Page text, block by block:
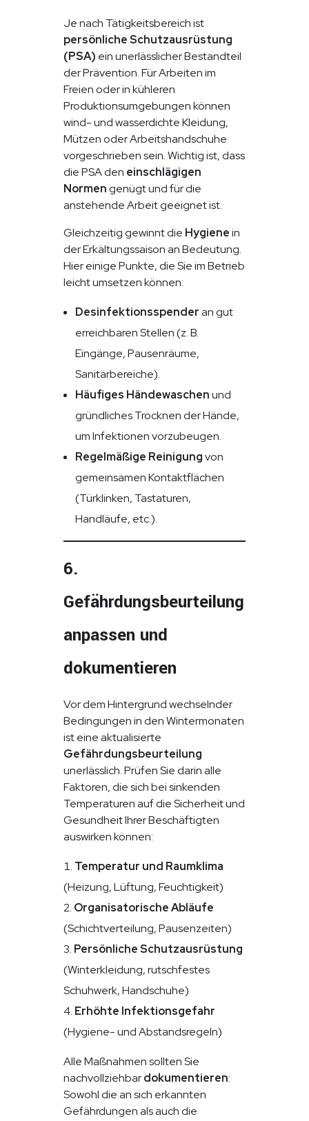
Je nach Tätigkeitsbereich ist
persönliche Schutzausrüstung
(PSA) ein unerlässlicher Bestandteil
der Prävention. Für Arbeiten im
Freien oder in kühleren
Produktionsumgebungen können
wind- und wasserdichte Kleidung,
Mützen oder Arbeitshandschuhe
vorgeschrieben sein. Wichtig ist, dass
die PSA den einschlägigen
Normengenügt und für die
anstehende Arbeit geeignet ist.
Gleichzeitig gewinnt die Hygienein
der Erkältungssaison an Bedeutung.
Hier einige Punkte, die Sie im Betrieb
leicht umsetzen können:
Desinfektionsspenderan gut
erreichbaren Stellen (z. B.
Eingänge, Pausenräume,
Sanitärbereiche).
Häufiges Händewaschenund
gründliches Trocknen der Hände,
um Infektionen vorzubeugen.
Regelmäßige Reinigungvon
gemeinsamen Kontaktflächen
(Türklinken, Tastaturen,
Handläufe, etc.).
6.
Gefährdungsbeurteilung
anpassen und
dokumentieren
Vor dem Hintergrund wechselnder
Bedingungen in den Wintermonaten
ist eine aktualisierte
Gefährdungsbeurteilung
unerlässlich. Prüfen Sie darin alle
Faktoren, die sich bei sinkenden
Temperaturen auf die Sicherheit und
Gesundheit Ihrer Beschäftigten
auswirken können:
Temperatur und Raumklima
(Heizung, Lüftung, Feuchtigkeit)
Organisatorische Abläufe
(Schichtverteilung, Pausenzeiten)
Persönliche Schutzausrüstung
(Winterkleidung, rutschfestes
Schuhwerk, Handschuhe)
Erhöhte Infektionsgefahr
(Hygiene- und Abstandsregeln)
Alle Maßnahmen sollten Sie
nachvollziehbardokumentieren:
Sowohl die an sich erkannten
Gefährdungen als auch die